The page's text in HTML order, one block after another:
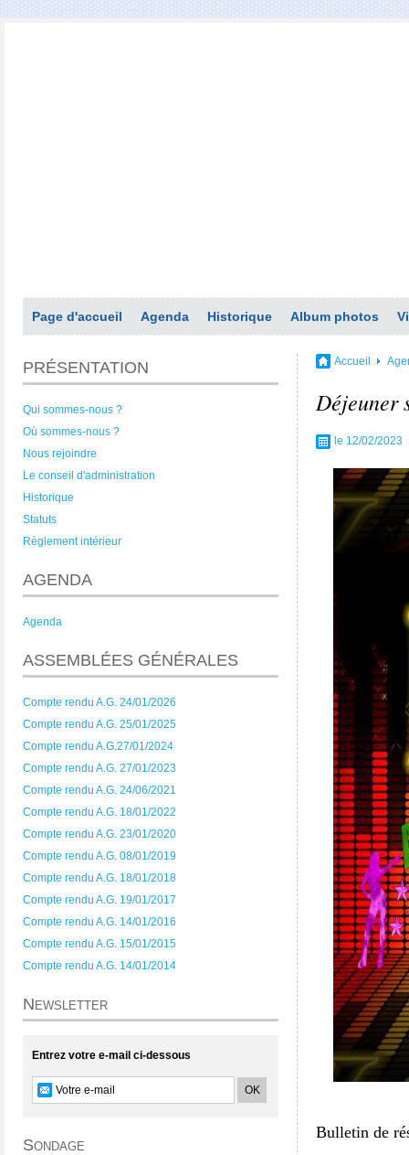
Page d'accueil Agenda Historique Album photos
PRÉSENTATION
Qui sommes-nous ?
Où sommes-nous ?
Nous rejoindre
Le conseil d'administration
Historique
Statuts
Règlement intérieur
AGENDA
Agenda
ASSEMBLÉES GÉNÉRALES
Compte rendu A.G. 24/01/2026
Compte rendu A.G. 25/01/2025
Compte rendu A.G.27/01/2024
Compte rendu A.G. 27/01/2023
Compte rendu A.G. 24/06/2021
Compte rendu A.G. 18/01/2022
Compte rendu A.G. 23/01/2020
Compte rendu A.G. 08/01/2019
Compte rendu A.G. 18/01/2018
Compte rendu A.G. 19/01/2017
Compte rendu A.G. 14/01/2016
Compte rendu A.G. 15/01/2015
Compte rendu A.G. 14/01/2014
Newsletter
Entrez votre e-mail ci-dessous
Sondage
Accueil
Déjeuner
le 12/02/2023
Bulletin de